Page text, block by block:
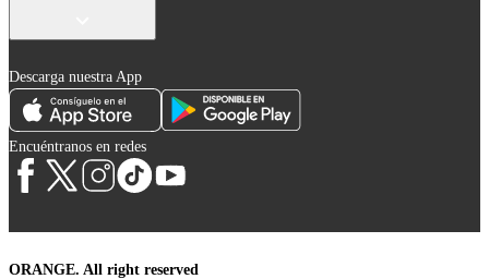
Descarga nuestra App
Encuéntranos en redes
ORANGE. All right reserved